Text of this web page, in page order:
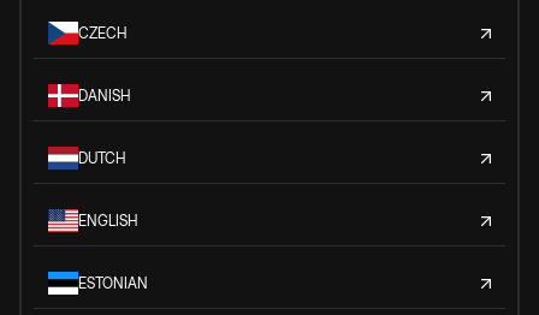
CZECH
DANISH
DUTCH
ENGLISH
ESTONIAN